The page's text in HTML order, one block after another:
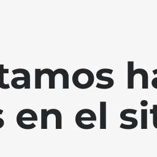
en el